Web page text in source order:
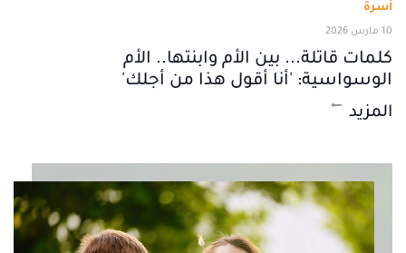
أسرة
10 مارس 2026
كلمات قاتلة... بين الأم وابنتها.. الأم
الوسواسية: 'أنا أقول هذا من أجلك'
المزيد